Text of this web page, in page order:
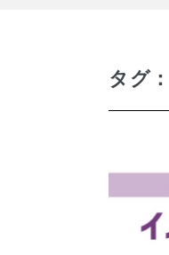
タグ